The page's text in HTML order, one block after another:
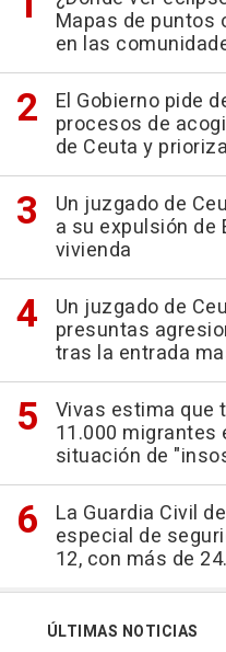
Mapas de puntos
en las
El Gobierno pide
procesos de
de Ceuta y
Un juzgado de
a su expulsión de
vivienda
Un juzgado de
presuntas
tras la entrada
Vivas estima que
11.000 migrantes
situación de
La Guardia Civil
especial de
12, con más de
ÚLTIMAS NOTICIAS